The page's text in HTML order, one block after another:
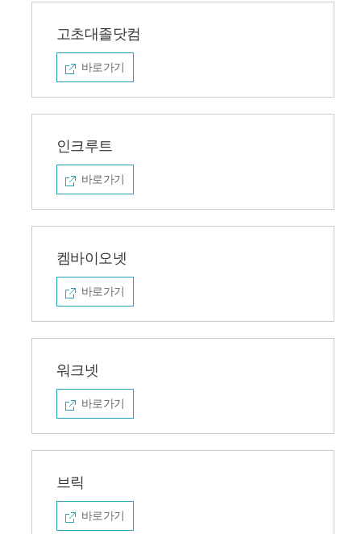
고초대졸닷컴
바로가기
인크루트
바로가기
켐바이오넷
바로가기
워크넷
바로가기
브릭
바로가기